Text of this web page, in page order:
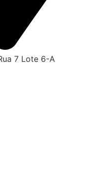
7 Lote 6-A